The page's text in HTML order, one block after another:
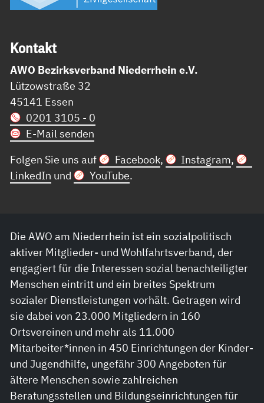
Kon­takt
AWO Bezirksverband Niederrhein e.V.
Lützowstraße 32
45141 Essen
0201 3105 - 0
E-Mail senden
Folgen Sie uns auf
Facebook, Instagram,
LinkedIn und YouTube.
Die AWO am Niederrhein ist ein sozialpolitisch
aktiver Mitglieder- und Wohlfahrtsverband, der
engagiert für die Interessen sozial benachteiligter
Menschen eintritt und ein breites Spektrum
sozialer Dienstleistungen vorhält. Getragen wird
sie dabei von 23.000 Mitgliedern in 160
Ortsvereinen und mehr als 11.000
Mitarbeiter*innen in 450 Einrichtungen der Kinder-
und Jugendhilfe, ungefähr 300 Angeboten für
ältere Menschen sowie zahlreichen
Beratungsstellen und Bildungseinrichtungen für